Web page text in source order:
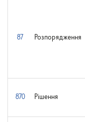
87 Розпорядження
870 Рішення